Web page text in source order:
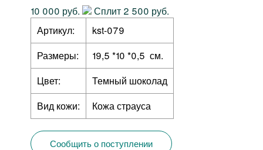
10 000 руб.
Сплит 2 500 руб.
Артикул:
kst-079
Размеры:
19,5 *10 *0,5 см.
Цвет:
Темный шоколад
Вид кожи:
Кожа страуса
Сообщить о поступлении